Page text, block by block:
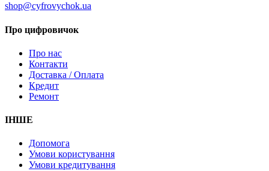
shop@cyfrovychok.ua
Про цифровичок
Про нас
Контакти
Доставка / Оплата
Кредит
Ремонт
ІНШЕ
Допомога
Умови користування
Умови кредитування